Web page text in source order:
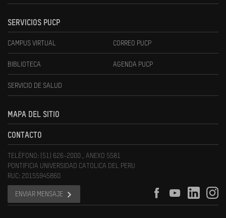
SERVICIOS PUCP
CAMPUS VIRTUAL CORREO PUCP
BIBLIOTECA AGENDA PUCP
SERVICIO DE SALUD
MAPA DEL SITIO
CONTACTO
TELÉFONO: (51) 626-2000 , ANEXO 5581
PONTIFICIA UNIVERSIDAD CATOLICA DEL PERU
RUC: 20155945860
ENVIAR MENSAJE